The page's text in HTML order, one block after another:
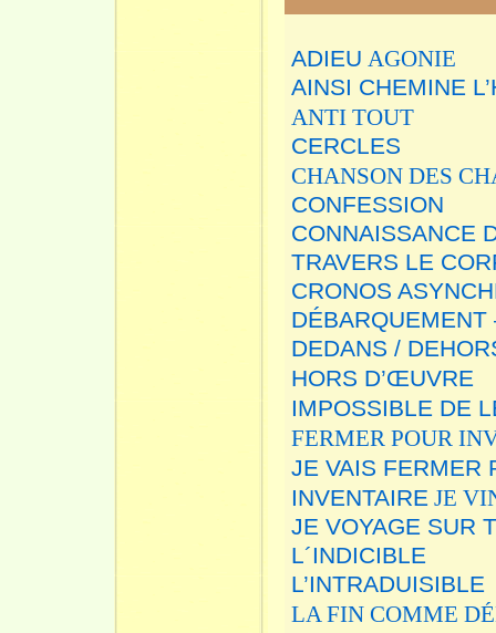
ADIEU AGONIE
AINSI CHEMINE
ANTI TOUT
CERCLES
CHANSON DES
CONFESSION
CONNAISSANCE
TRAVERS LE
CRONOS
DEDANS /
HORS D’ŒUVRE
IMPOSSIBLE DE
FERMER POUR
JE VAIS FERMER
INVENTAIRE JE
JE VOYAGE SUR
L´INDICIBLE
L’INTRADUISIBLE
LA FIN COMME